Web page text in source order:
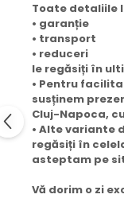
Toate detaliile
• garanție
• transport
• reduceri
le regăsiți în
• Pentru
susținem
Cluj-Napoca,
• Alte variante
regăsiți în
asteptam pe
Vă dorim o zi